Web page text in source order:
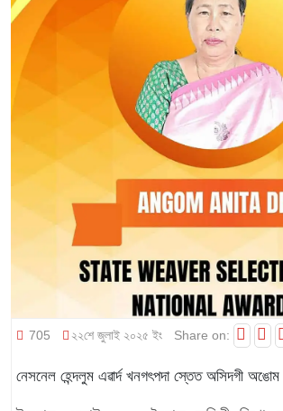
705 ২২শে জুলাই ২০২৫ ইং Share on:
নেসনেল হেন্দলুম এৱার্দ খনগৎপদা স্তেত অসিদগী